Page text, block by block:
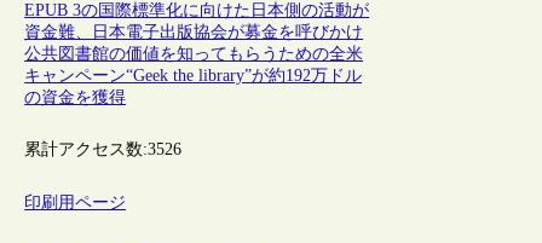
EPUB 3の国際標準化に向けた日本側の活動が
資金難、日本電子出版協会が募金を呼びかけ
公共図書館の価値を知ってもらうための全米
キャンペーン“Geek the library”が約192万ドル
の資金を獲得
累計アクセス数:3526
印刷用ページ